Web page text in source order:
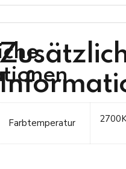
Farbtemperatur